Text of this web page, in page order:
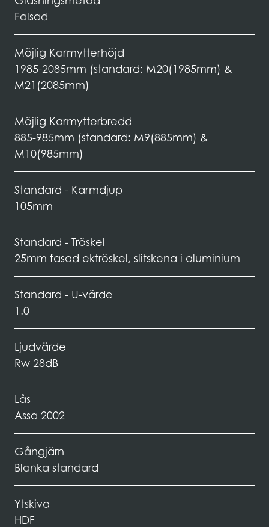
Falsad
Möjlig Karmytterhöjd
1985-2085mm (standard: M20(1985mm) &
M21(2085mm)
Möjlig Karmytterbredd
885-985mm (standard: M9(885mm) &
M10(985mm)
Standard - Karmdjup
105mm
Standard - Tröskel
25mm fasad ektröskel, slitskena i aluminium
Standard - U-värde
1.0
Ljudvärde
Rw 28dB
Lås
Assa 2002
Gångjärn
Blanka standard
Ytskiva
HDF